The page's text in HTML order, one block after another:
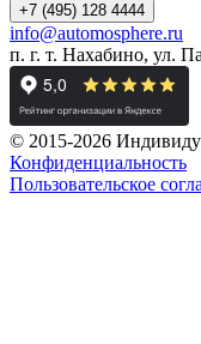
+7 (495) 128 4444
info@automosphere.ru
п. г. т. Нахабино, ул.
© 2015-2026
Конфиденциальность
Пользовательское